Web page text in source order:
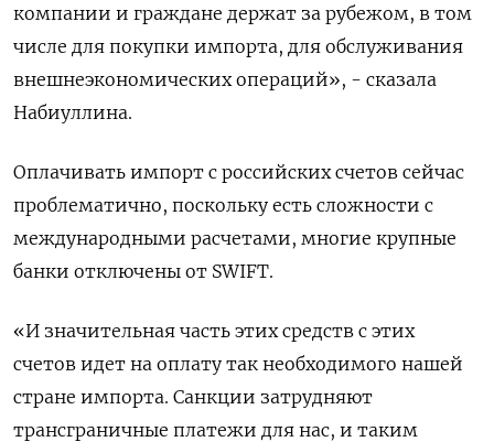
компании и граждане держат за рубежом, в том
числе для покупки импорта, для обслуживания
внешнеэкономических операций», - сказала
Набиуллина.
Оплачивать импорт с российских счетов сейчас
проблематично, поскольку есть сложности с
международными расчетами, многие крупные
банки отключены от SWIFT.
«И значительная часть этих средств с этих
счетов идет на оплату так необходимого нашей
стране импорта. Санкции затрудняют
трансграничные платежи для нас, и таким